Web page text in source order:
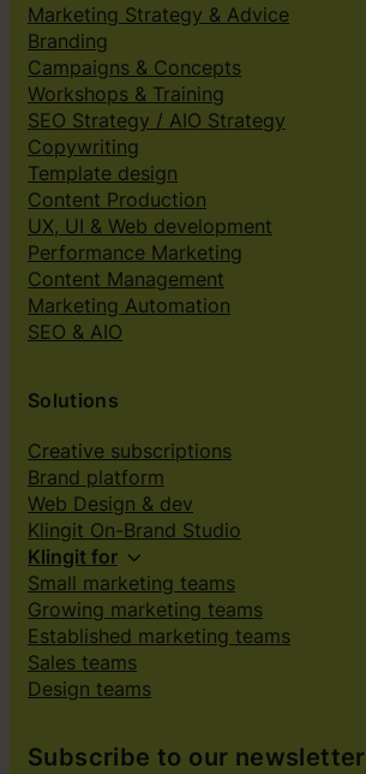
Marketing Strategy & Advice
Branding
Campaigns & Concepts
Workshops & Training
SEO Strategy / AIO Strategy
Copywriting
Template design
Content Production
UX, UI & Web development
Performance Marketing
Content Management
Marketing Automation
SEO & AIO
Solutions
Creative subscriptions
Brand platform
Web Design & dev
Klingit On-Brand Studio
Klingit for
Small marketing teams
Growing marketing teams
Established marketing teams
Sales teams
Design teams
Subscribe to our newsletter